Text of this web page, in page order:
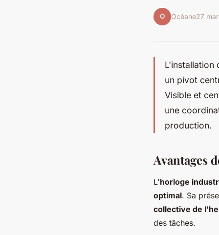
O Océane27
L'installation
un pivot
Visible et
une
production.
Avantages
L'horloge
optimal. Sa
collective de
des tâches.